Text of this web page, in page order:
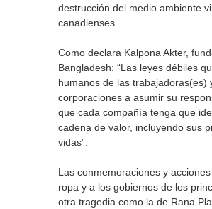
destrucción del medio ambiente
canadienses.
Como declara Kalpona Akter,
Bangladesh: “Las leyes débiles
humanos de las
corporaciones a asumir su
que cada compañía tenga que
cadena de valor, incluyendo sus
vidas”.
Las conmemoraciones y
ropa y a los gobiernos de los
otra tragedia como la de Rana